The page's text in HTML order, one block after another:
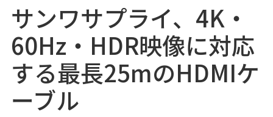
n
サンワサプライ、4K・
60Hz・HDR映像に対応
する最長25mのHDMIケ
ーブル